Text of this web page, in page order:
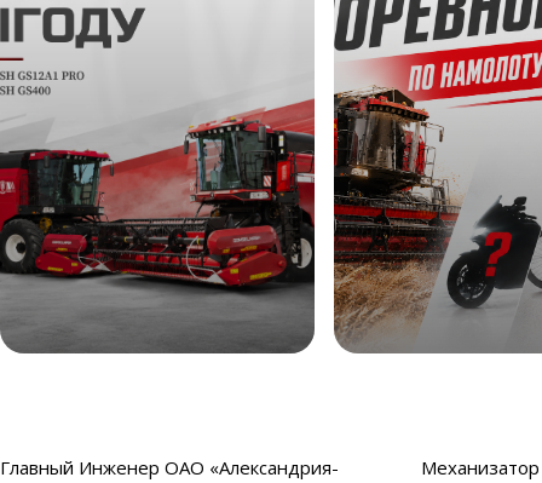
Главный Инженер ОАО «Александрия-